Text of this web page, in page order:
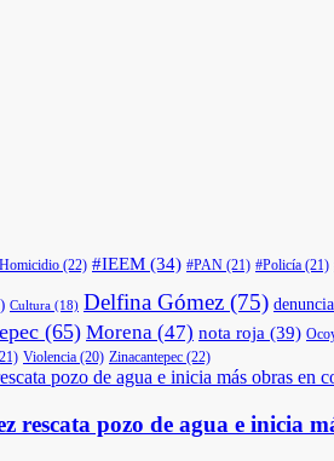
(22) #IEEM (34) #PAN (21) #Policía (21)
Cultura (18) Delfina Gómez (75) denuncia
(65) Morena (47) nota roja (39)
Violencia (20) Zinacantepec (22)
rescata pozo de agua e inicia